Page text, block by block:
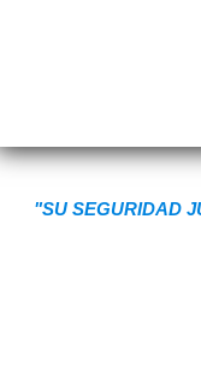
"SU SEGURIDAD